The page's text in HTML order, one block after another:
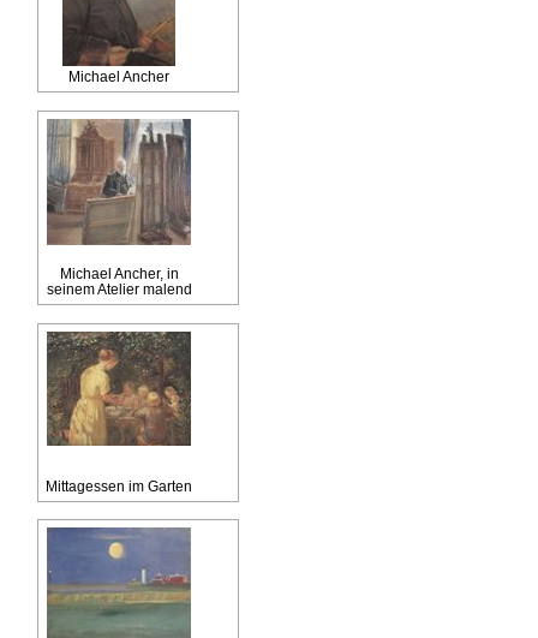
Michael Ancher
Michael Ancher, in
seinem Atelier malend
Mittagessen im Garten